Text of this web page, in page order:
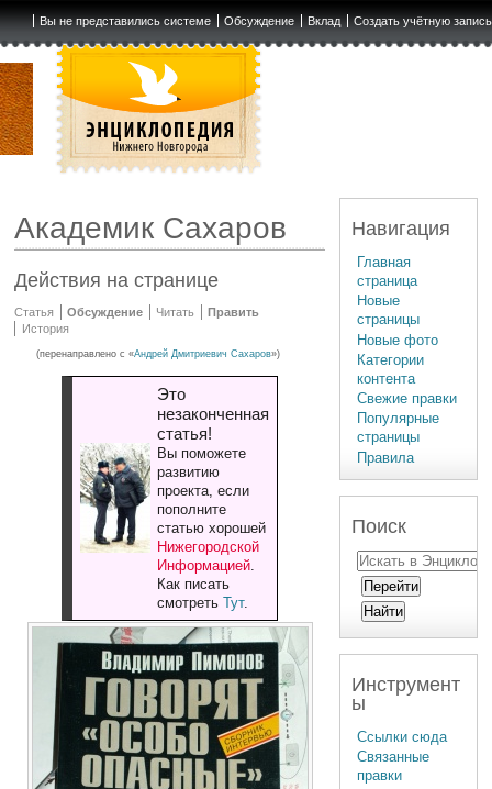
Вы не представились системе Обсуждение Вклад Создать учётную запись
Академик Сахаров
Действия на странице
Статья Обсуждение Читать
Править
История
(перенаправлено с «Андрей Дмитриевич Сахаров»)
Это
незаконченная
статья!
Вы поможете
развитию
проекта, если
пополните
статью хорошей
Нижегородской
Информацией.
Как писать
смотреть Тут.
Навигация
Главная
страница
Новые
страницы
Новые фото
Категории
контента
Свежие правки
Популярные
страницы
Правила
Поиск
Инструмент
ы
Ссылки сюда
Связанные
правки